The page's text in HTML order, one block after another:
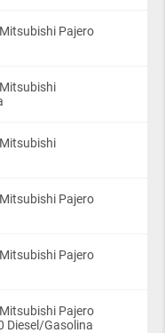
Pajero
Pajero
Pajero
Pajero
Diesel/Gasolina